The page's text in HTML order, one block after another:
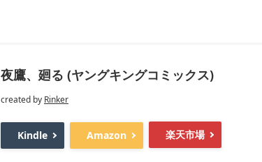
夜鷹、廻る (ヤングキングコミックス)
created by Rinker
Kindle Amazon 楽天市場